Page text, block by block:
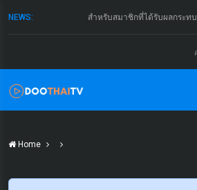
NEWS: สำหรับสมาชิกที่ได้รับผลกระทบ
Home